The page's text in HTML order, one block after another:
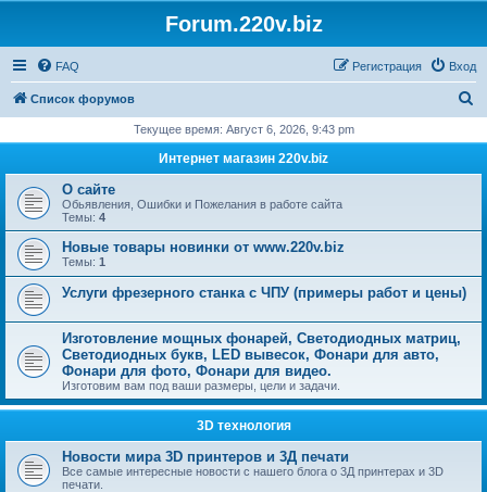
Forum.220v.biz
FAQ Вход
Регистрация
Список форумов
с
Текущее время: Август 6, 2026, 9:43 pm
Интернет магазин 220v.biz
О сайте
Обьявления, Ошибки и Пожелания в работе сайта
Темы: 4
Новые товары новинки от www.220v.biz
Темы: 1
Услуги фрезерного станка с ЧПУ (примеры работ и цены)
Изготовление мощных фонарей, Светодиодных матриц,
Светодиодных букв, LED вывесок, Фонари для авто,
Фонари для фото, Фонари для видео.
Изготовим вам под ваши размеры, цели и задачи.
3D технология
Новости мира 3D принтеров и 3Д печати
Все самые интересные новости с нашего блога о 3Д принтерах и 3D
печати.